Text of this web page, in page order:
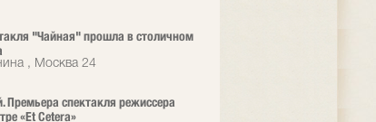
"Чайная" прошла в столичном
, Москва 24
Премьера спектакля режиссера
«Et Cetera»